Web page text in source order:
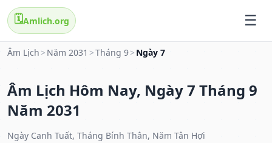
🗓️Amlich.org
Âm Lịch > Năm 2031 >Tháng 9> Ngày 7
Âm Lịch Hôm Nay, Ngày 7 Tháng 9
Năm 2031
Ngày Canh Tuất, Tháng Bính Thân, Năm Tân Hợi